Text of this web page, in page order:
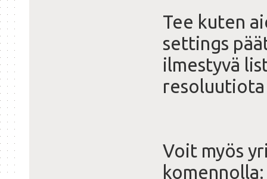
Tee kuten
settings
ilmestyvä
resoluutiota
Voit myös
komennolla: